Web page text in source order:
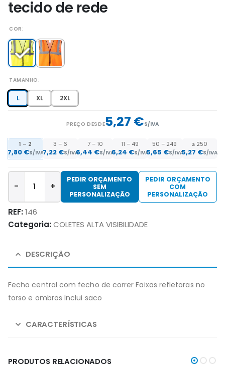
tecido de rede
COR
TAMANHO
L XL 2XL
PREÇO DESDE5,27 €S/IVA
1 – 2
7,80 €S/IVA
3 – 6
7,22 €S/IVA
7 – 10
6,44 €S/IVA
11 – 49
6,24 €S/IVA
50 – 249
5,65 €S/IVA
≥ 250
5,27 €S/IVA
- +
PEDIR ORÇAMENTO
SEM
PERSONALIZAÇÃO
PEDIR ORÇAMENTO
COM
PERSONALIZAÇÃO
REF:146
Categoria:COLETES ALTA VISIBILIDADE
DESCRIÇÃO
Fecho central com fecho de correr Faixas refletoras no
torso e ombros Inclui saco
CARACTERÍSTICAS
PRODUTOS RELACIONADOS